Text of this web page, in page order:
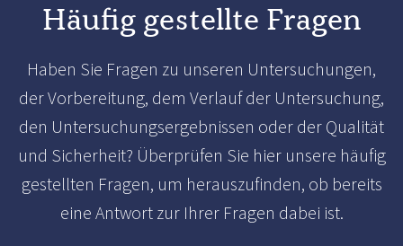
Häufig gestellte Fragen
Haben Sie Fragen zu unseren Untersuchungen,
der Vorbereitung, dem Verlauf der Untersuchung,
den Untersuchungsergebnissen oder der Qualität
und Sicherheit? Überprüfen Sie hier unsere häufig
gestellten Fragen, um herauszufinden, ob bereits
eine Antwort zur Ihrer Fragen dabei ist.